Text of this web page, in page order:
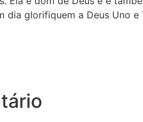
dia glorifiquem a Deus Uno